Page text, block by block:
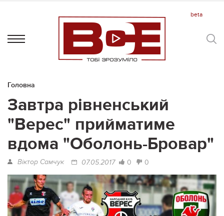
Головна
Завтра рівненський
"Верес" прийматиме
вдома "Оболонь-Бровар"
Віктор Самчук 07.05.2017 0 0